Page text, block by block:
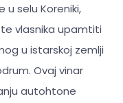
u selu Koreniki,
vlasnika upamtiti
u istarskoj zemlji
Ovaj vinar
autohtone